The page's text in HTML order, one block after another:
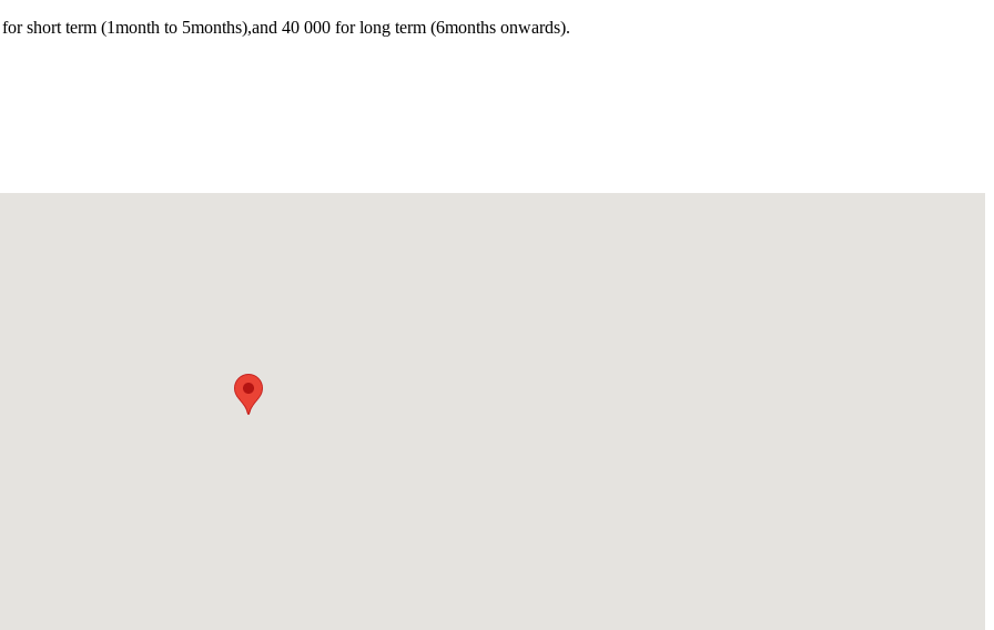
short term (1month to 5months),and 40 000 for long term (6months onwards).